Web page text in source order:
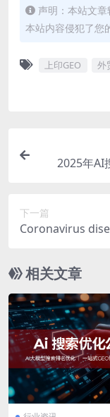
声明：本站文章
本站内容侵犯了您
上印GEO 外
2025年AI
下一篇
Coronavirus
相关文章